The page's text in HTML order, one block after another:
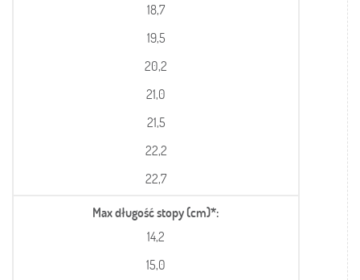
18,7
19,5
20,2
21,0
21,5
22,2
22,7
Max długość stopy (cm)*
14,2
15,0